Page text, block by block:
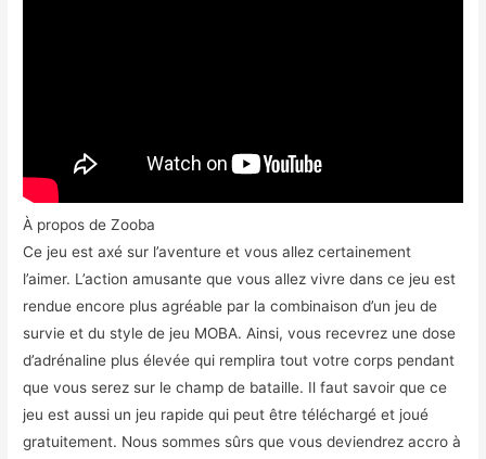
À propos de Zooba
Ce jeu est axé sur l’aventure et vous allez certainement
l’aimer. L’action amusante que vous allez vivre dans ce jeu est
rendue encore plus agréable par la combinaison d’un jeu de
survie et du style de jeu MOBA. Ainsi, vous recevrez une dose
d’adrénaline plus élevée qui remplira tout votre corps pendant
que vous serez sur le champ de bataille. Il faut savoir que ce
jeu est aussi un jeu rapide qui peut être téléchargé et joué
gratuitement. Nous sommes sûrs que vous deviendrez accro à